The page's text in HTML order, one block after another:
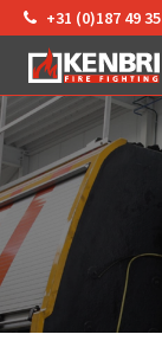
+31 (0)187 49